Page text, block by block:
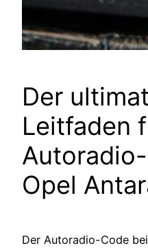
Der
Leitfaden
Opel
Der Autoradio-Code